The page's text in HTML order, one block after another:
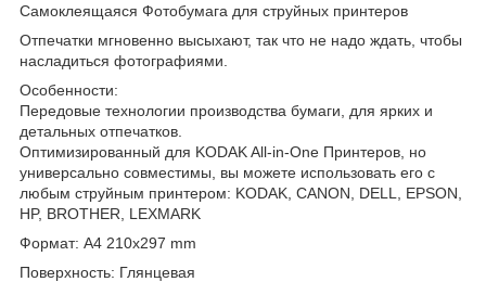
Самоклеящаяся Фотобумага для струйных принтеров
Отпечатки мгновенно высыхают, так что не надо ждать, чтобы
насладиться фотографиями.
Особенности:
Передовые технологии производства бумаги, для ярких и
детальных отпечатков.
Оптимизированный для KODAK All-in-One Принтеров, но
универсально совместимы, вы можете использовать его с
любым струйным принтером: KODAK, CANON, DELL, EPSON,
HP, BROTHER, LEXMARK
Формат: A4 210x297 mm
Поверхность: Глянцевая